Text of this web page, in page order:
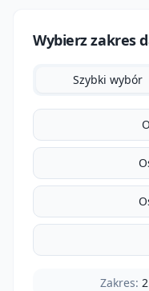
Wybierz zakres
Szybki wybór
Zakres: